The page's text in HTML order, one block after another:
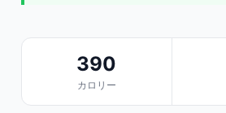
390
カロリー